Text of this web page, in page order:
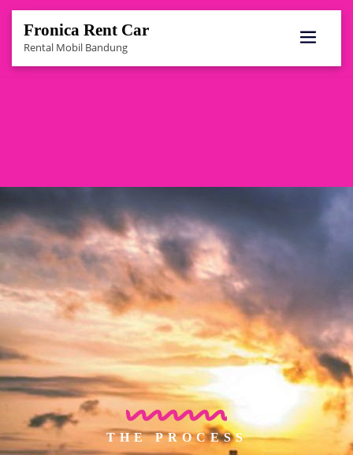
Fronica Rent Car
Rental Mobil Bandung
THE PROCESS